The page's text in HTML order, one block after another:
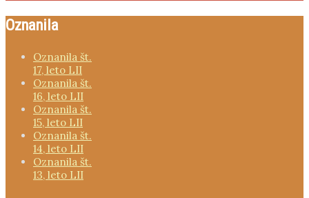
Oznanila
Oznanila št.
17, leto LII
Oznanila št.
16, leto LII
Oznanila št.
15, leto LII
Oznanila št.
14, leto LII
Oznanila št.
13, leto LII